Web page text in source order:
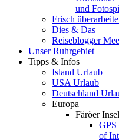
und
Frisch
Dies & Das
Reiseblogger
Unser Ruhrgebiet
Tipps & Infos
Island Urlaub
USA Urlaub
Deutschland
Europa
Färöer
GPS
of